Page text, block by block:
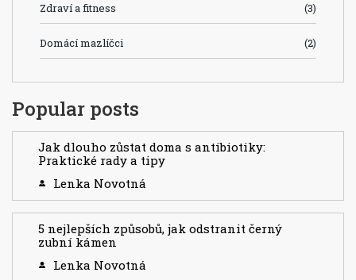
Zdraví a fitness (3)
Domácí mazlíčci (2)
Popular posts
Jak dlouho zůstat doma s antibiotiky:
Praktické rady a tipy
Lenka Novotná
5 nejlepších způsobů, jak odstranit černý
zubní kámen
Lenka Novotná